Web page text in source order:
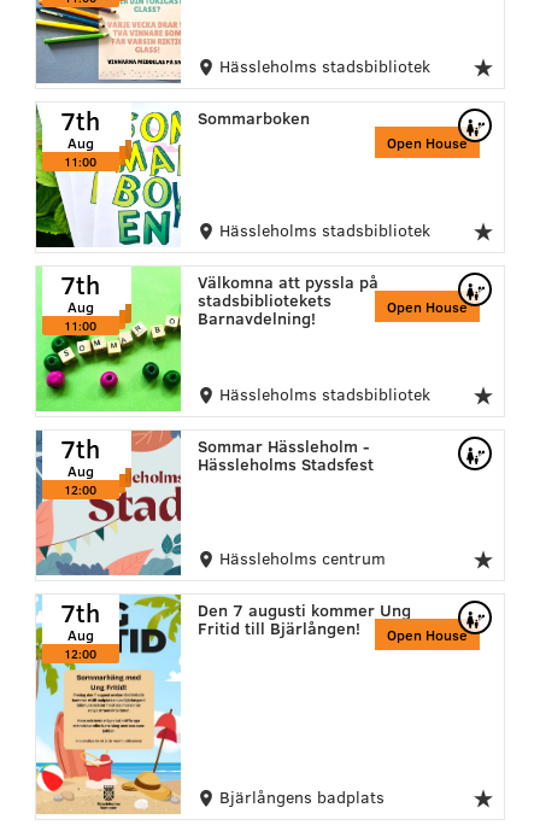
Hässleholms stadsbibliotek
Sommarboken
7th
Aug
11:00
7th
Aug
11:00
7th
Aug
11:00 Open House
Hässleholms stadsbibliotek
Välkomna att pyssla på
stadsbibliotekets
Barnavdelning!
7th
Aug
11:00
7th
Aug
11:00
7th
Aug
11:00 Open House
Hässleholms stadsbibliotek
Sommar Hässleholm -
Hässleholms Stadsfest
7th
Aug
12:00
7th
Aug
12:00
7th
Aug
12:00
Hässleholms centrum
Den 7 augusti kommer Ung
Fritid till Bjärlången!
7th
Aug
12:00
Open House
Bjärlångens badplats